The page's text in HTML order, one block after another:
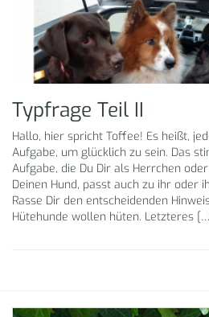
Typfrage Teil II
Hallo, hier spricht Toffee! Es heißt,
Aufgabe, um glücklich zu sein. Das
Aufgabe, die Du Dir als Herrchen
Deinen Hund, passt auch zu ihr oder
Rasse Dir den entscheidenden
Hütehunde wollen hüten. Letzteres